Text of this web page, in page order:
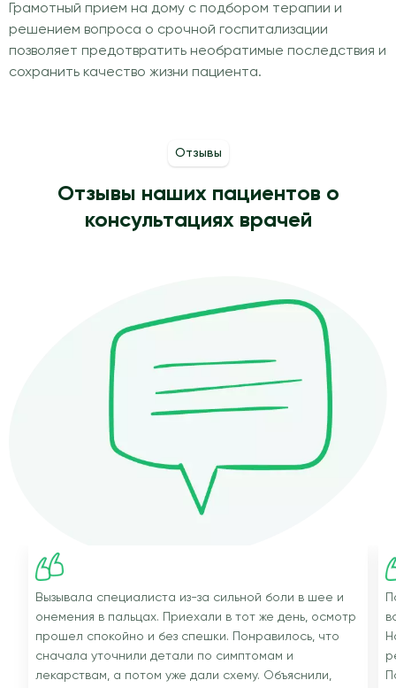
Грамотный прием на дому с подбором терапии и
решением вопроса о срочной госпитализации
позволяет предотвратить необратимые последствия и
сохранить качество жизни пациента.
Отзывы
Отзывы наших пациентов о
консультациях врачей
Вызывала специалиста из-за сильной боли в шее и
онемения в пальцах. Приехали в тот же день, осмотр
прошел спокойно и без спешки. Понравилось, что
сначала уточнили детали по симптомам и
лекарствам, а потом уже дали схему. Объяснили,